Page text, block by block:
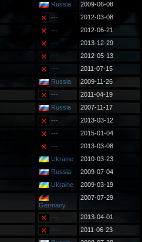
Russia
2009-06-08
---
2012-03-08
---
2012-06-21
---
2013-12-29
---
2012-05-13
---
2011-07-15
Russia
2009-11-26
---
2011-04-19
Russia
2007-11-17
---
2013-03-12
---
2015-01-04
---
2013-03-08
Ukraine
2010-03-23
Russia
2009-07-04
Ukraine
2009-03-19
Germany
2007-07-29
---
2013-04-01
---
2011-06-23